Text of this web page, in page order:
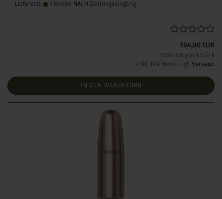
Lieferzeit: 1 Woche NACH Zahlungseingang
104,00 EUR
2,08 EUR pro 1 Stück
inkl. 19% MwSt. zzgl. Versand
IN DEN WARENKORB